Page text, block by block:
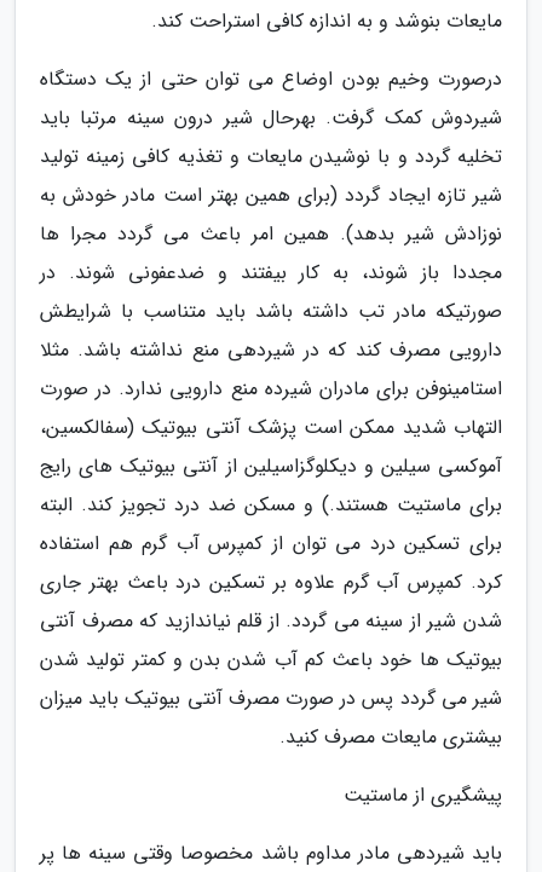
مایعات بنوشد و به اندازه کافی استراحت کند.
درصورت وخیم بودن اوضاع می توان حتی از یک دستگاه
شیردوش کمک گرفت. بهرحال شیر درون سینه مرتبا باید
تخلیه گردد و با نوشیدن مایعات و تغذیه کافی زمینه تولید
شیر تازه ایجاد گردد (برای همین بهتر است مادر خودش به
نوزادش شیر بدهد). همین امر باعث می گردد مجرا ها
مجددا باز شوند، به کار بیفتند و ضدعفونی شوند. در
صورتیکه مادر تب داشته باشد باید متناسب با شرایطش
دارویی مصرف کند که در شیردهی منع نداشته باشد. مثلا
استامینوفن برای مادران شیرده منع دارویی ندارد. در صورت
التهاب شدید ممکن است پزشک آنتی بیوتیک (سفالکسین،
آموکسی سیلین و دیکلوگزاسیلین از آنتی بیوتیک های رایج
برای ماستیت هستند.) و مسکن ضد درد تجویز کند. البته
برای تسکین درد می توان از کمپرس آب گرم هم استفاده
کرد. کمپرس آب گرم علاوه بر تسکین درد باعث بهتر جاری
شدن شیر از سینه می گردد. از قلم نیاندازید که مصرف آنتی
بیوتیک ها خود باعث کم آب شدن بدن و کمتر تولید شدن
شیر می گردد پس در صورت مصرف آنتی بیوتیک باید میزان
بیشتری مایعات مصرف کنید.
پیشگیری از ماستیت
باید شیردهی مادر مداوم باشد مخصوصا وقتی سینه ها پر